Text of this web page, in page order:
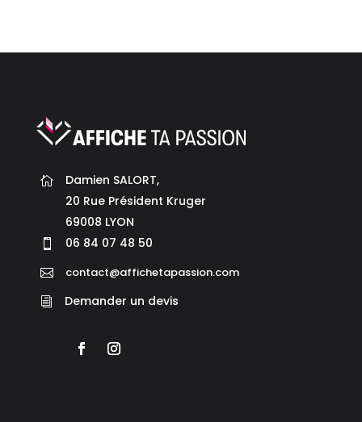
 Damien SALORT,
20 Rue Président Kruger
69008 LYON
 06 84 07 48 50
 contact@affichetapassion.com
i Demander un devis